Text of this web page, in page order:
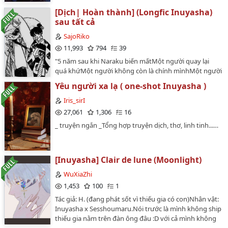
[Dịch| Hoàn thành] (Longfic Inuyasha)
sau tất cả
SajoRiko
11,993
794
39
"5 năm sau khi Naraku biến mấtMột người quay lại
quá khứMột người không còn là chính mìnhMột người
giả: ShespitsfireDịch: Mir/RikoTình trạng: Hoàn
thànhCặp đôi: Kagura/Sesshomaru, Higurashi
Kagome/Inuyasha, Sango/Miroku.Bản dịch đã có sự
trên Wattpad (SajoRiko) và WordPress
dịch. Nghiêm cấm chuyển ver, đạo truyện. Nếu phát
hiện chuyển ver hay đạo, vui lòng báo lại với dịch giả.…
Yêu người xa lạ ( one-shot Inuyasha )
Iris_sirI
27,061
1,306
16
_ truyện ngắn _Tổng hợp truyện dịch, thơ, linh tinh...…
[Inuyasha] Clair de lune (Moonlight)
WuXiaZhi
1,453
100
1
Tác giả: H. (đang phát sốt vì thiếu gia có con)Nhân vật:
Inuyasha x Sesshoumaru.Nói trước là mình không ship
thiếu gia nằm trên đàn ông đâu :D với cả mình không